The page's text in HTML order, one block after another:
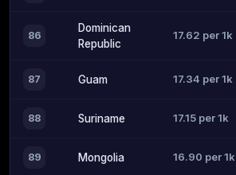
86
Dominican
Republic
17.62 per 1k
87 Guam 17.34 per 1k
88 Suriname 17.15 per 1k
89 Mongolia 16.90 per 1k